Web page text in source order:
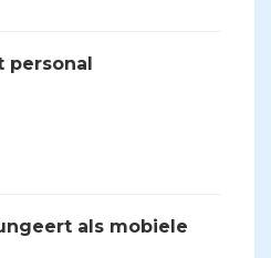
als mobiele